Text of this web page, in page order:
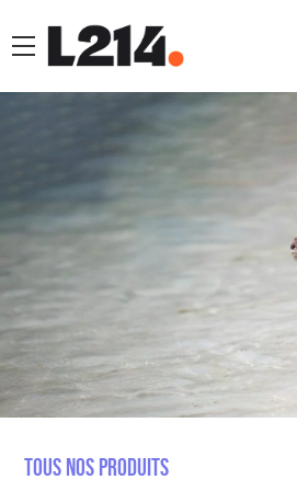
menu
Tous nos produits